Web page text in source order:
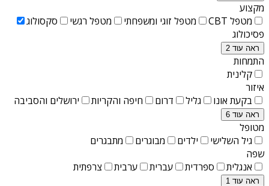
מקצוע
מטפל CBT
מטפל זוגי ומשפחתי מטפל רגשי
סקסולוג
פסיכולוג
ראה עוד 2
התמחות
קלינית
איזור
בקעת אונו
גליל דרום חיפה והקריות ירושלים והסביבה
ראה עוד 6
מטופל
גיל השלישי
ילדים מבוגרים
מתבגרים
שפה
אנגלית
ספרדית עברית ערבית צרפתית
ראה עוד 1